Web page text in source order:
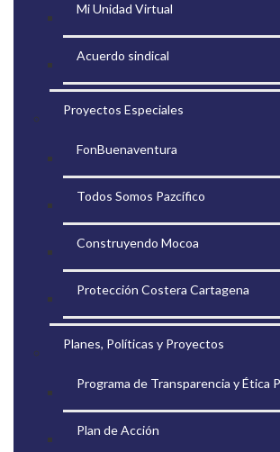
Mi Unidad Virtual
Acuerdo sindical
Proyectos Especiales
FonBuenaventura
Todos Somos Pazcífico
Construyendo Mocoa
Protección Costera Cartagena
Planes, Políticas y Proyectos
Programa de Transparencia y Ética
Plan de Acción